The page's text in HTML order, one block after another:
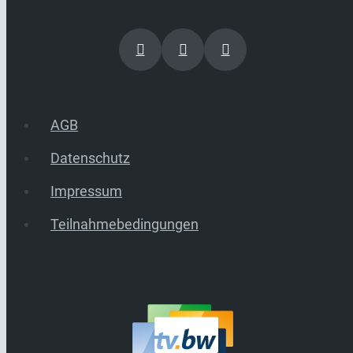
AGB
Datenschutz
Impressum
Teilnahmebedingungen